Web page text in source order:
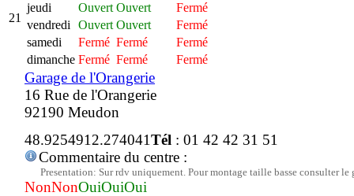
21
jeudi
Ouvert Ouvert
Fermé
vendredi
Ouvert Ouvert
Fermé
samedi
Fermé Fermé
Fermé
dimanche Fermé Fermé Fermé
Garage de l'Orangerie
16 Rue de l'Orangerie
92190 Meudon
48.925491 2.274041Tél : 01 42 42 31 51
Commentaire du centre :
Presentation: Sur rdv uniquement. Pour montage taille basse consulter le
NonNonOuiOuiOui